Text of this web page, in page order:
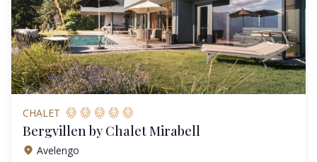
CHALET
Bergvillen by Chalet Mirabell
Avelengo